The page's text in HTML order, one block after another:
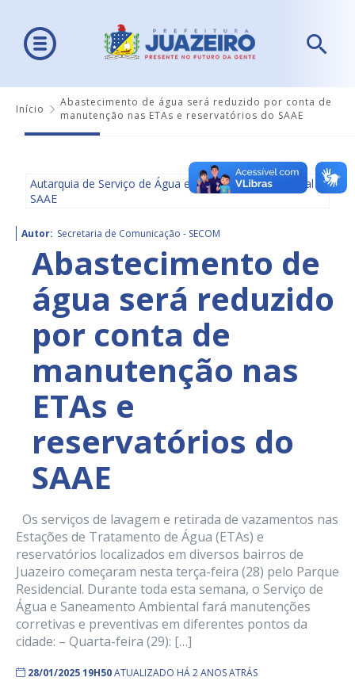
Início
Abastecimento de água será reduzido por conta de
manutenção nas ETAs e reservatórios do SAAE
Autarquia de Serviço de Água e Saneamento Ambiental -
SAAE
Autor: Secretaria de Comunicação - SECOM
Abastecimento de
água será reduzido
por conta de
manutenção nas
ETAs e
reservatórios do
SAAE
Os serviços de lavagem e retirada de vazamentos nas
Estações de Tratamento de Água (ETAs) e
reservatórios localizados em diversos bairros de
Juazeiro começaram nesta terça-feira (28) pelo Parque
Residencial. Durante toda esta semana, o Serviço de
Água e Saneamento Ambiental fará manutenções
corretivas e preventivas em diferentes pontos da
cidade: – Quarta-feira (29): […]
28/01/2025 19H50ATUALIZADO HÁ 2 ANOS ATRÁS